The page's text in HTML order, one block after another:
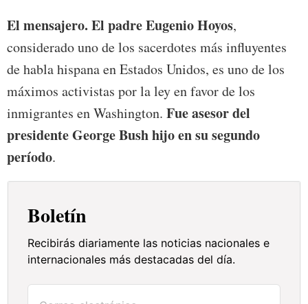
El mensajero. El padre Eugenio Hoyos,
considerado uno de los sacerdotes más influyentes
de habla hispana en Estados Unidos, es uno de los
máximos activistas por la ley en favor de los
inmigrantes en Washington. Fue asesor del
presidente George Bush hijo en su segundo
período.
Boletín
Recibirás diariamente las noticias nacionales e
internacionales más destacadas del día.